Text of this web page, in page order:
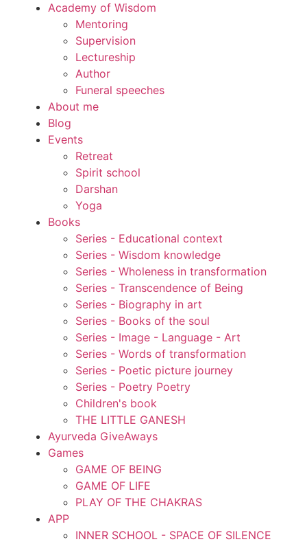
Academy of Wisdom
Mentoring
Supervision
Lectureship
Author
Funeral speeches
About me
Blog
Events
Retreat
Spirit school
Darshan
Yoga
Books
Series - Educational context
Series - Wisdom knowledge
Series - Wholeness in transformation
Series - Transcendence of Being
Series - Biography in art
Series - Books of the soul
Series - Image - Language - Art
Series - Words of transformation
Series - Poetic picture journey
Series - Poetry Poetry
Children's book
THE LITTLE GANESH
Ayurveda GiveAways
Games
GAME OF BEING
GAME OF LIFE
PLAY OF THE CHAKRAS
APP
INNER SCHOOL - SPACE OF SILENCE